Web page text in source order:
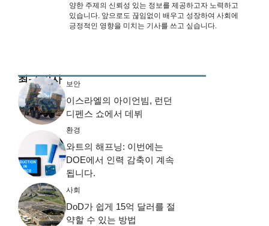
양한 주제의 신뢰성 있는 정보를 제공하고자 노력하고
있습니다. 앞으로도 끊임없이 배우고 성장하여 사회에
긍정적인 영향을 미치는 기사를 쓰고 싶습니다.
최근 기사 보안
이스라엘의 아이언빔, 런던
디펜스 쇼에서 데뷔
환경
와트의 해프닝: 이번에는
DOE에서 인력 감축이 계속
됩니다.
사회
DoD가 쉽게 15억 달러를 절
약할 수 있는 방법